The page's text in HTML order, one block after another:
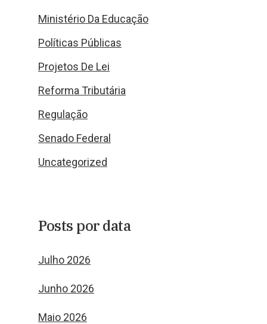
Ministério Da Educação
Políticas Públicas
Projetos De Lei
Reforma Tributária
Regulação
Senado Federal
Uncategorized
Posts por data
Julho 2026
Junho 2026
Maio 2026